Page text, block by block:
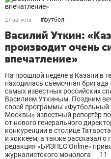
27 августа #футбол
Василий Уткин:
производит очень
впечатление»
На прошлой неделе в Казани в
находилась съёмочная
самых известных российских
Василием Уткиным. Поздним
своей программы «Футбольный
Москвы» известный репортёр
от нового генерального
конкуренции в столице
и хоккеем, а также рассказал
редакция «БИЗНЕС Online»
журналистского монолога
11